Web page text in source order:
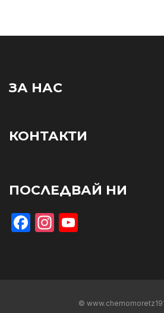
ЗА НАС
КОНТАКТИ
ПОСЛЕДВАЙ НИ
Facebook
Instagram
©